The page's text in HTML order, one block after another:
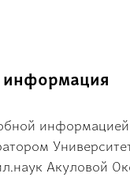
информация
Акуловой